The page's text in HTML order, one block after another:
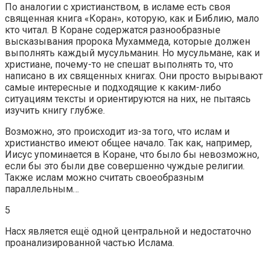
По аналогии с христианством, в исламе есть своя
священная книга «Коран», которую, как и Библию, мало
кто читал. В Коране содержатся разнообразные
высказывания пророка Мухаммеда, которые должен
выполнять каждый мусульманин. Но мусульмане, как и
христиане, почему-то не спешат выполнять то, что
написано в их священных книгах. Они просто вырывают
самые интересные и подходящие к каким-либо
ситуациям тексты и ориентируются на них, не пытаясь
изучить книгу глубже.
Возможно, это происходит из-за того, что ислам и
христианство имеют общее начало. Так как, например,
Иисус упоминается в Коране, что было бы невозможно,
если бы это были две совершенно чуждые религии.
Также ислам можно считать своеобразным
параллельным…
5
Насх является ещё одной центральной и недостаточно
проанализированной частью Ислама.